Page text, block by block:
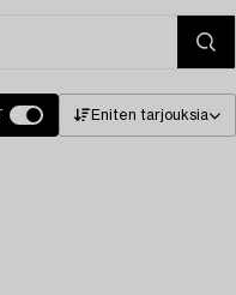
Eniten tarjouksia